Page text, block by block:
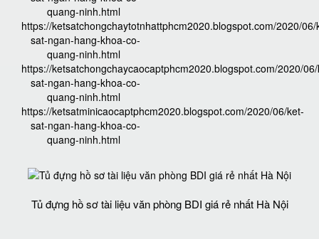
quang-ninh.html
https://ketsatchongchaytotnhattphcm2020.blogspot.com/2020/06/
sat-ngan-hang-khoa-co-
quang-ninh.html
https://ketsatchongchaycaocaptphcm2020.blogspot.com/2020/
sat-ngan-hang-khoa-co-
quang-ninh.html
https://ketsatminicaocaptphcm2020.blogspot.com/2020/06/ket-
sat-ngan-hang-khoa-co-
quang-ninh.html
Tủ đựng hồ sơ tài liệu văn phòng BDI giá rẻ nhất Hà Nội